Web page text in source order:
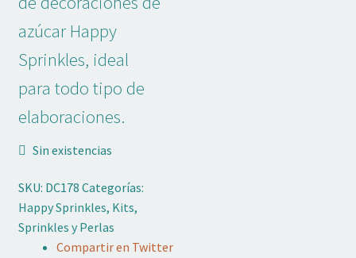
Temas
Marcas
Mi cuenta
Lista de deseos
Blog de Repostería
azúcar Happy
Sprinkles, ideal
para todo tipo de
elaboraciones.
Sin existencias
SKU: DC178 Categorías:
Happy Sprinkles, Kits,
Sprinkles y Perlas
Compartir en Twitter